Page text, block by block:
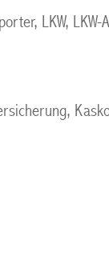
LKW, LKW-